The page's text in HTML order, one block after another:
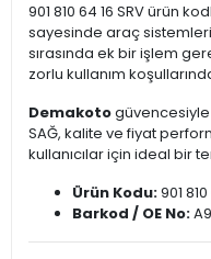
901 810 64 16 SRV ürün
sayesinde araç
sırasında ek bir işlem
zorlu kullanım
Demakotogüvencesiyle
SAĞ, kalite ve fiyat
kullanıcılar için ideal bir
Ürün Kodu:901
Barkod / OE No: